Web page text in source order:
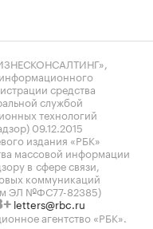
средства
службой
технологий
09.12.2015
издания «РБК»
массовой информации
в сфере связи,
коммуникаций
ЭЛ №ФС77-82385)
letters@rbc.ru
агентство «РБК».